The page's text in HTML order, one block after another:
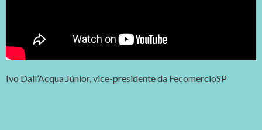
Ivo Dall’Acqua Júnior, vice-presidente da FecomercioSP